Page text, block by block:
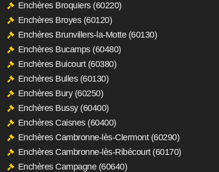
Enchères Broquiers (60220)
Enchères Broyes (60120)
Enchères Brunvillers-la-Motte (60130)
Enchères Bucamps (60480)
Enchères Buicourt (60380)
Enchères Bulles (60130)
Enchères Bury (60250)
Enchères Bussy (60400)
Enchères Caisnes (60400)
Enchères Cambronne-lès-Clermont (60290)
Enchères Cambronne-lès-Ribécourt (60170)
Enchères Campagne (60640)